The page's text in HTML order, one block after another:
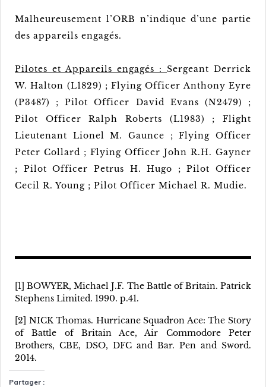
Malheureusement l’ORB n’indique d’une partie
des appareils engagés.
Pilotes et Appareils engagés : Sergeant Derrick
W. Halton (L1829) ; Flying Officer Anthony Eyre
(P3487) ; Pilot Officer David Evans (N2479) ;
Pilot Officer Ralph Roberts (L1983) ; Flight
Lieutenant Lionel M. Gaunce ; Flying Officer
Peter Collard ; Flying Officer John R.H. Gayner
; Pilot Officer Petrus H. Hugo ; Pilot Officer
Cecil R. Young ; Pilot Officer Michael R. Mudie.
[1] BOWYER, Michael J.F. The Battle of Britain. Patrick
Stephens Limited. 1990. p.41.
[2] NICK Thomas. Hurricane Squadron Ace: The Story
of Battle of Britain Ace, Air Commodore Peter
Brothers, CBE, DSO, DFC and Bar. Pen and Sword.
2014.
Partager :